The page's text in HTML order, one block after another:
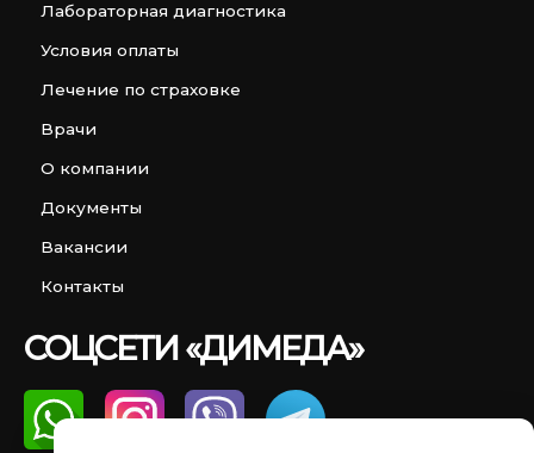
Лабораторная диагностика
Условия оплаты
Лечение по страховке
Врачи
О компании
Документы
Вакансии
Контакты
СОЦСЕТИ «ДИМЕДА»